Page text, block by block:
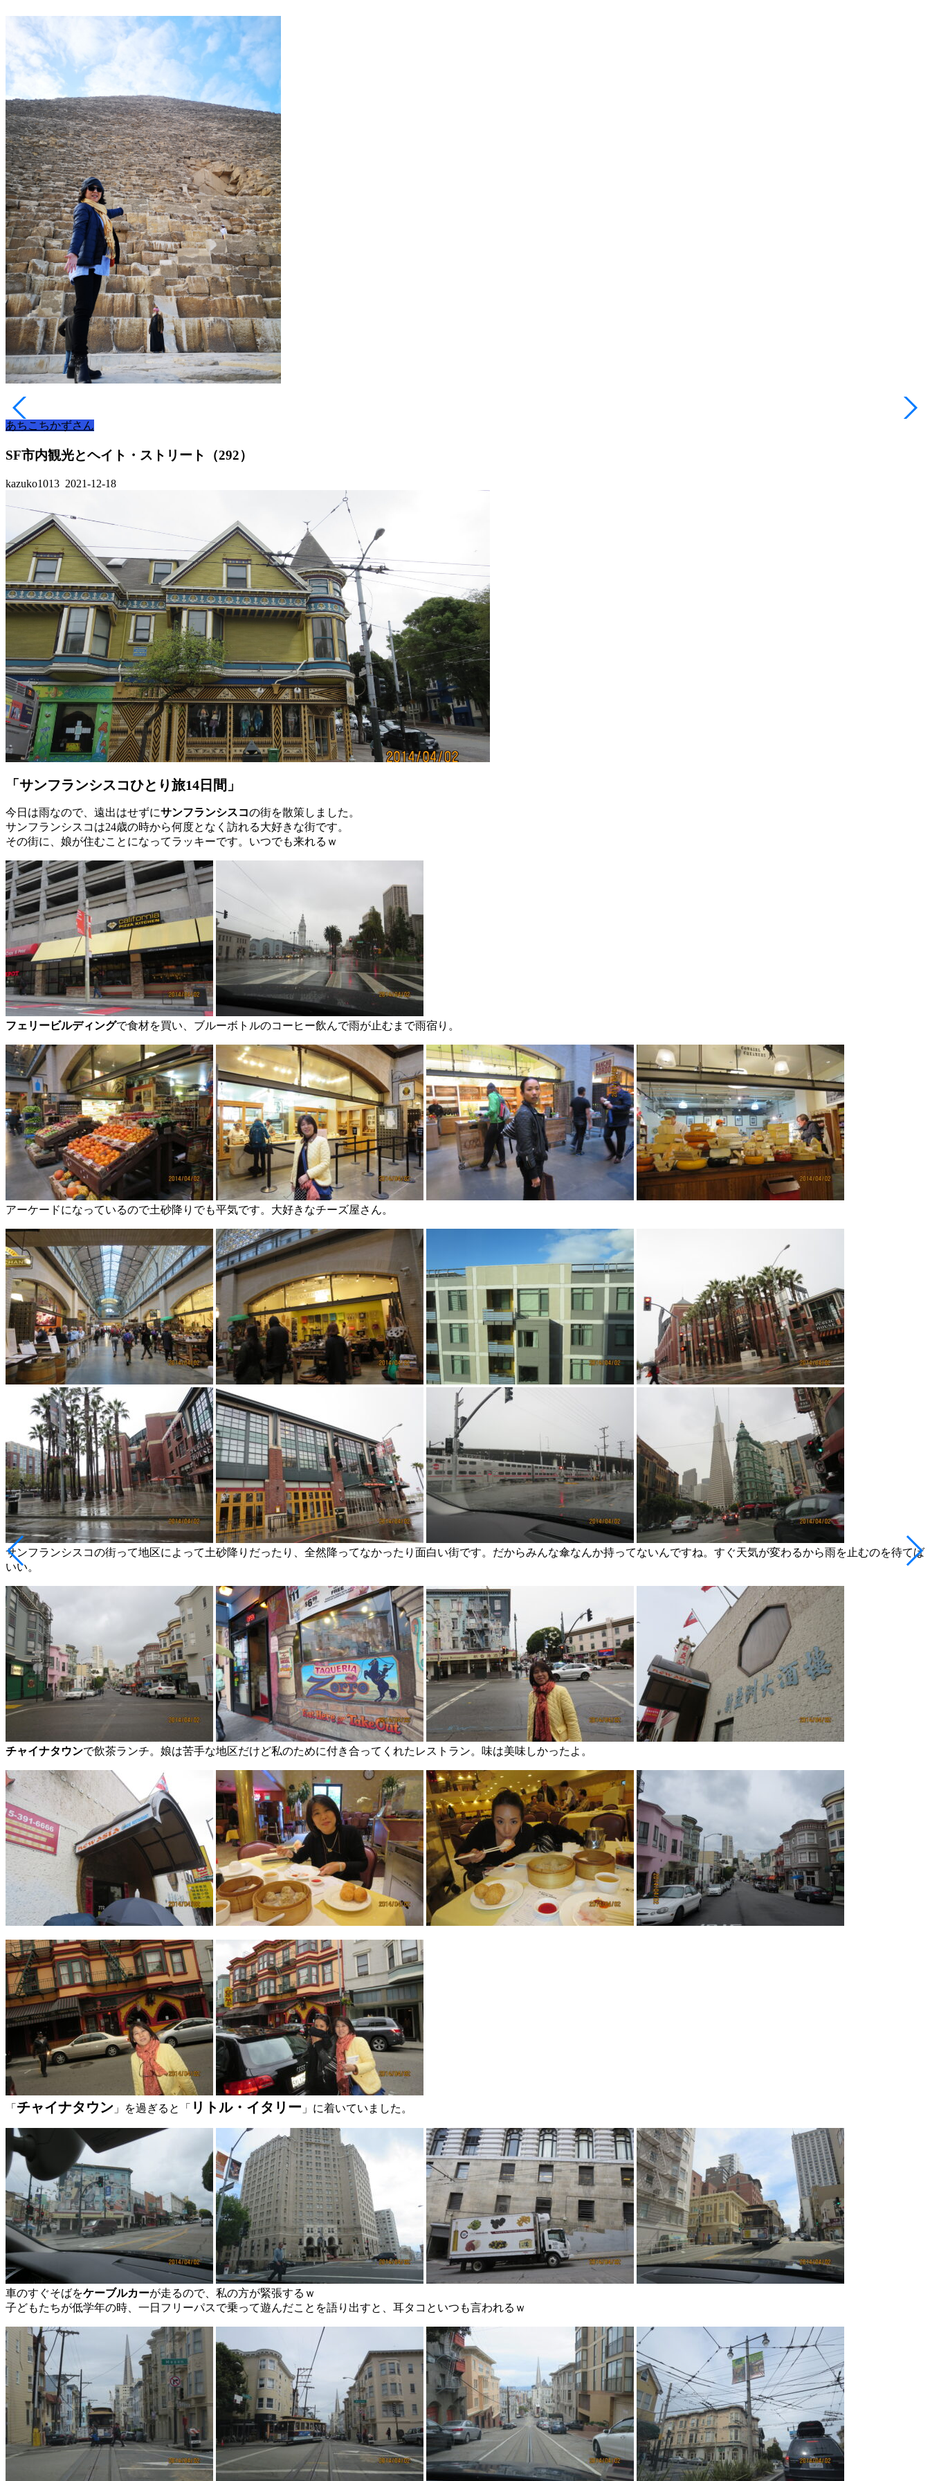
あちこちかずさん
SF市内観光とヘイト・ストリート（292）
kazuko1013 2021-12-18
「サンフランシスコひとり旅14日間」
今日は雨なので、遠出はせずにサンフランシスコの街を散策しました。
サンフランシスコは24歳の時から何度となく訪れる大好きな街です。
その街に、娘が住むことになってラッキーです。いつでも来れるｗ
フェリービルディングで食材を買い、ブルーボトルのコーヒー飲んで雨が止むまで雨宿り。
アーケードになっているので土砂降りでも平気です。大好きなチーズ屋さん。
サンフランシスコの街って地区によって土砂降りだったり、全然降ってなかったり面白い街です。だからみんな傘なんか持ってないんですね。すぐ天気が変わるから雨を止むのを待てば
いい。
チャイナタウンで飲茶ランチ。娘は苦手な地区だけど私のために付き合ってくれたレストラン。味は美味しかったよ。
「 チャイナタウン 」を過ぎると「 リトル・イタリー 」に着いていました。
車のすぐそばをケーブルカーが走るので、私の方が緊張するｗ
子どもたちが低学年の時、一日フリーパスで乗って遊んだことを語り出すと、耳タコといつも言われるｗ